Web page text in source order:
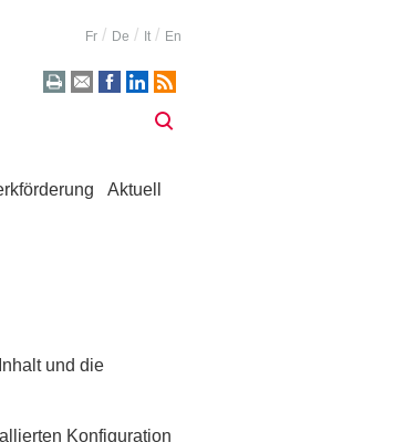
Fr De It En
Aktuell
und die
Konfiguration